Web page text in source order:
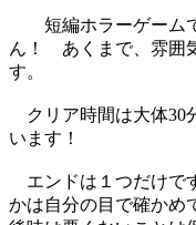
短編ホラーゲーム
ん！ あくまで、雰囲
す。
クリア時間は大体30
います！
エンドは１つだけで
かは自分の目で確かめ